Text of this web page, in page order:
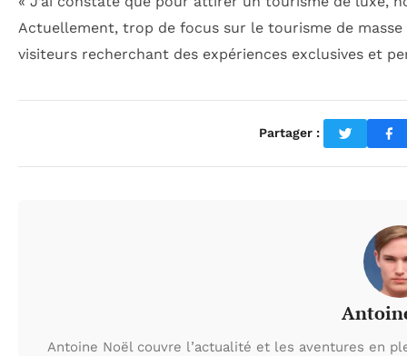
Actuellement, trop de focus sur le tourisme de
visiteurs recherchant des expériences exclusives et
Partager :
Antoine Noël couvre l’actualité et les aventures en